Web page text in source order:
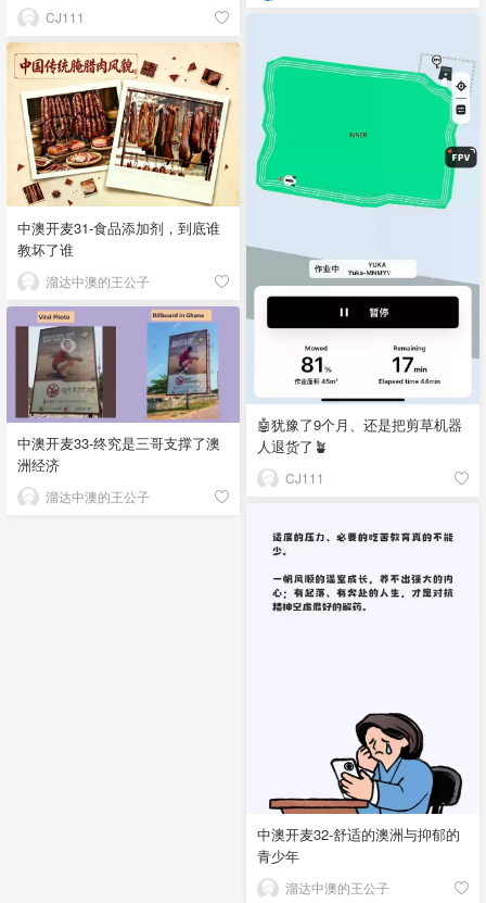
CJ111
🤖犹豫了9个月、还是把剪草机器
人退货了🪴
CJ111
中澳开麦31-食品添加剂，到底谁
教坏了谁
溜达中澳的王公子
中澳开麦33-终究是三哥支撑了澳
洲经济
溜达中澳的王公子
中澳开麦32-舒适的澳洲与抑郁的
青少年
溜达中澳的王公子